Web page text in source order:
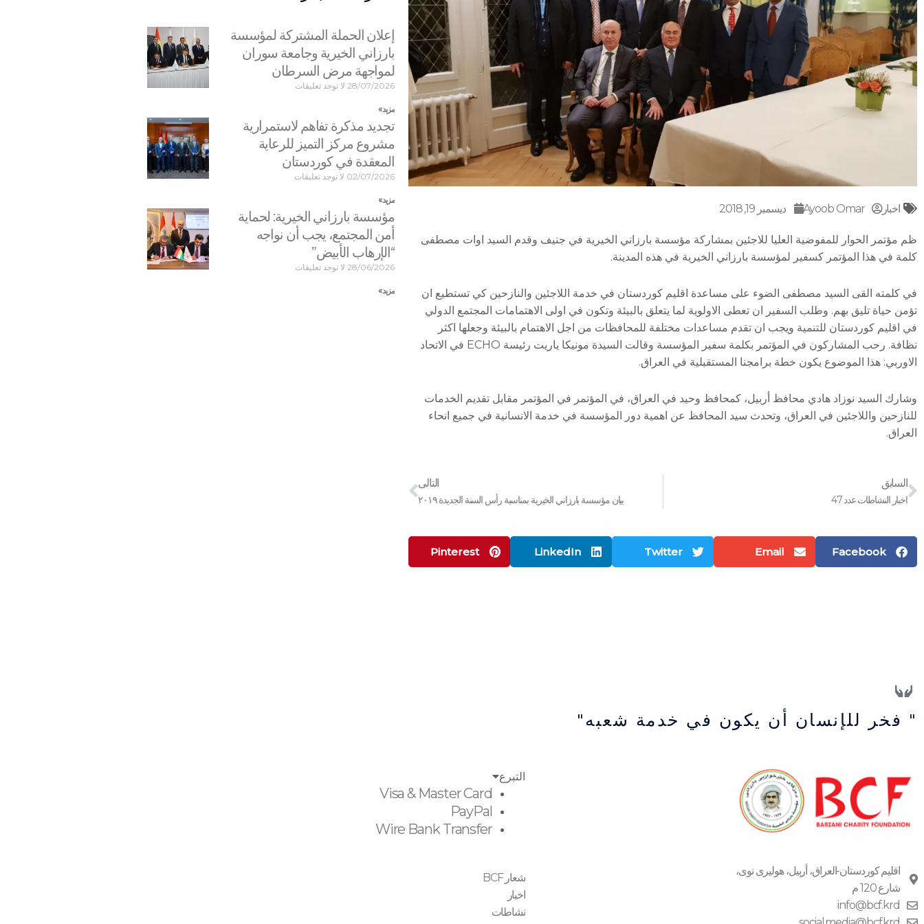
اخبار Ayoob Omar ديسمبر 19, 2018
ظم مؤتمر الحوار للمفوضية العليا للاجئين بمشاركة مؤسسة بارزاني الخيرية في جنيف وقدم السيد اوات مصطفى
كلمة في هذا المؤتمر كسفير لمؤسسة بارزاني الخيرية في هذه المدينة.
في كلمته القى السيد مصطفى الضوء على مساعدة اقليم كوردستان في خدمة اللاجئين والنازحين كي تستطيع ان
تؤمن حياة تليق بهم. وطلب السفير ان تعطى الاولوية لما يتعلق بالبيئة وتكون في اولى الاهتمامات المجتمع الدولي
في اقليم كوردستان للتنمية ويجب ان تقدم مساعدات مختلفة للمحافظات من اجل الاهتمام بالبيئة وجعلها اكثر
نظافة. رحب المشاركون في المؤتمر بكلمة سفير المؤسسة وقالت السيدة مونيكا ياريت رئيسة ECHO في الاتحاد
الاوربي: هذا الموضوع يكون خطة برامجنا المستقبلية في العراق.
وشارك السيد نوزاد هادي محافظ أربيل، كمحافظ وحيد في العراق، في المؤتمر في المؤتمر مقابل تقديم الخدمات
للنازحين واللاجئين في العراق، وتحدث سيد المحافظ عن اهمية دور المؤسسة في خدمة الانسانية في جميع انحاء
العراق.
Prev
السابق
اخبار النشاطات عدد 47
التالى
بيان مؤسسة بارزاني الخيرية بمناسبة رأس السنة الجديدة ٢٠١٩
Next
Facebook
Email
Twitter
LinkedIn
Pinterest
إعلان الحملة المشتركة لمؤسسة
بارزاني الخيرية وجامعة سوران
لمواجهة مرض السرطان
28/07/2026 لا توجد تعليقات
مزید »
تجديد مذكرة تفاهم لاستمرارية
مشروع مركز التميز للرعاية
المعقدة في كوردستان
02/07/2026 لا توجد تعليقات
مزید »
مؤسسة بارزاني الخيرية: لحماية
أمن المجتمع، يجب أن نواجه
“الإرهاب الأبيض”
28/06/2026 لا توجد تعليقات
مزید »
" فخر للإنسان أن يكون في خدمة شعبه"
اقلیم كوردستان-العراق، أربیل، هولیری نوی،
شارع 120 م
info@bcf.krd
التبرع
Visa & Master Card
PayPal
Wire Bank Transfer
شعار BCF
اخبار
نشاطات